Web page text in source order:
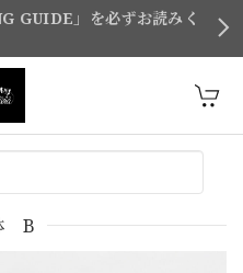
GUIDE」を必ずお読みく
B